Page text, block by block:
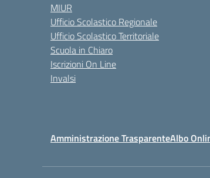
MIUR
Ufficio Scolastico Regionale
Ufficio Scolastico Territoriale
Scuola in Chiaro
Iscrizioni On Line
Invalsi
Amministrazione TrasparenteAlbo